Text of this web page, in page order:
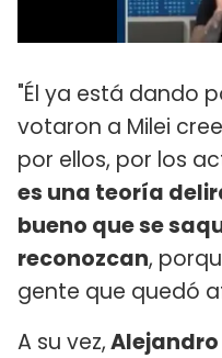
"Él ya está dando
votaron a Milei
por ellos, por los
es una teoría
bueno que se
reconozcan,
gente que quedó
A su vez,